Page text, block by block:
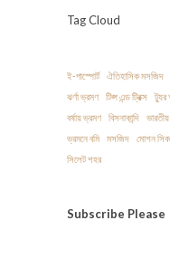
Tag Cloud
ই-পাস্পোর্ট ঐতিহাসিক মসজিদ
ঝর্ণা ভ্রমণ
টিপ্স এন্ড ট্রিক্স ট্যুর
বর্ষায় ভ্রমণ
বিসনাকান্দি
ভ্রমনে বমি
মসজিদ মোশন
সিলেট শহর
Subscribe Please